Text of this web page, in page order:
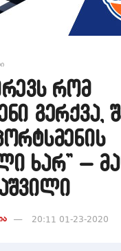
რომ
გერქვა,
ხარ” –
20:11 01-23-2020